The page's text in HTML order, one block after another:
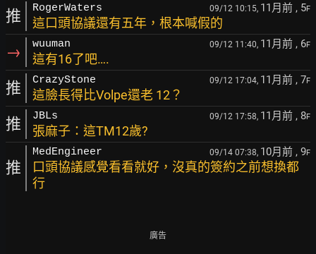
推 RogerWaters 09/12 10:15, 11月前 , 5F
這口頭協議還有五年，根本喊假的
→ wuuman 09/12 11:40, 11月前 , 6F
這有16了吧….
推 CrazyStone 09/12 17:04, 11月前 , 7F
這臉長得比Volpe還老 12？
推 JBLs 09/12 17:58, 11月前 , 8F
張麻子：這TM12歲?
推
MedEngineer 09/14 07:38, 10月前 , 9F
口頭協議感覺看看就好，沒真的簽約之前想換都
行
廣告